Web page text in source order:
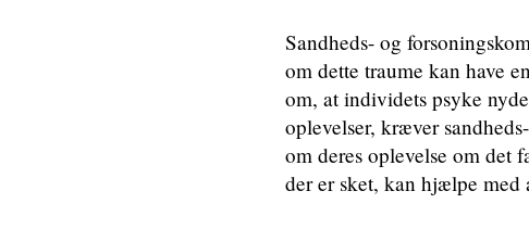
Sandheds- og
om dette traume kan have
om, at individets psyke
oplevelser, kræver
om deres oplevelse om det
der er sket, kan hjælpe med